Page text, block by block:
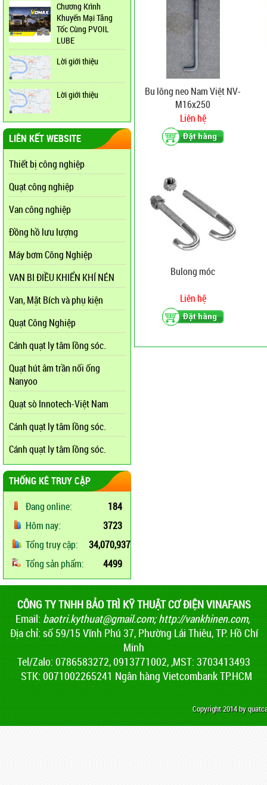
Chương Krình
Khuyến Mại Tăng
Tốc Cùng PVOIL
LUBE
Lời giới thiệu
Lời giới thiệu
LIÊN KẾT WEBSITE
Thiết bị công nghiệp
Quạt công nghiệp
Van công nghiệp
Đồng hồ lưu lượng
Máy bơm Công Nghiệp
VAN BI ĐIỀU KHIỂN KHÍ NÉN
Van, Mặt Bích và phụ kiện
Quạt Công Nghiệp
Cánh quạt ly tâm lồng sóc.
Quạt hút âm trần nối ống
Nanyoo
Quạt sò Innotech-Việt Nam
Cánh quạt ly tâm lồng sóc.
Cánh quạt ly tâm lồng sóc.
THỐNG KÊ TRUY CẬP
Đang online:
184
Hôm nay:
3723
Tổng truy cập:
34,070,937
Tổng sản phẩm:
4499
Bu lông neo Nam Việt NV-
M16x250
Liên hệ
Bulong móc
Liên hệ
CÔNG TY TNHH BẢO TRÌ KỸ THUẬT CƠ ĐIỆN VINAFANS
Email: baotri.kythuat@gmail.com;http://vankhinen.com,
Địa chỉ: số 59/15 Vĩnh Phú 37, Phường Lái Thiêu, TP. Hồ Chí
Minh
Tel/Zalo: 0786583272, 0913771002, ,MST: 3703413493
STK: 0071002265241 Ngân hàng Vietcombank TP.HCM
Copyright 2014 by